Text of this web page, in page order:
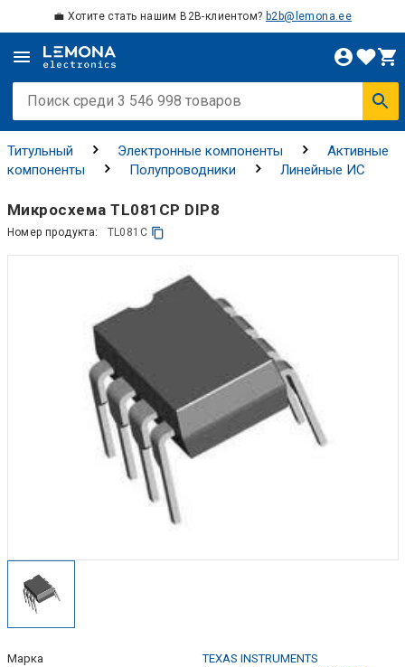
💼 Хотите стать нашим B2B-клиентом? b2b@lemona.ee
Титульный Электронные компоненты
Активные
компоненты
Полупроводники Линейные ИС
Микросхема TL081CP DIP8
Номер продукта: TL081C
Марка
TEXAS INSTRUMENTS